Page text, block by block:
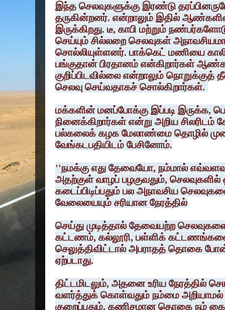
இந்த செலவுகளுக்கு இரண்டு
தருகின்றனர். என்றாலும் இதில்
இருக்கிறது. டீ, காபி மற்றும்
செய்யும் சில்லறை செலவுகள்
சொல்லியுள்ளனர். பாக்கெட் மணியை
பங்குதான் பிரதானம் என்கிறார்கள்
குறிப்பிடவில்லை என்றாலும் நொறுக்குத்
செலவு செய்வதாகச் சொல்கிறார்கள்.
மக்களின் மனப்போக்கு இப்படி இருக்க,
நினைக்கிறார்கள் என்று அறிய சிலரிடம்
பல்கலைக் கழக மேலாண்மை தொழில்
வேங்கடபதியிடம் பேசினோம்.
''நமக்கு எது தேவையோ, நம்மால் எவ்வளவு
அதற்குள் வாழப் பழகுவதும்,
கடைப்பிடிப்பதும் பல அநாவசிய
வேலையையும் சரியான நேரத்தில்
செய்து முடித்தால் தேவையற்ற
கட்டணம், கல்லூரி, பள்ளிக் கட்டணங்களை
செலுத்திவிட்டால் அபராதத் தொகை
ஏற்படாது.
திட்டமிடலும், அதனை உரிய நேரத்தில்
வளர்த்துக் கொள்வதும் நம்மை அறியாமல்
குறைப்பதும், கணிசமான தொகை நம்